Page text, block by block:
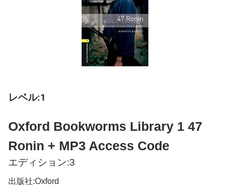
レベル:1
Oxford Bookworms Library 1 47
Ronin + MP3 Access Code
エディション:3
出版社:Oxford